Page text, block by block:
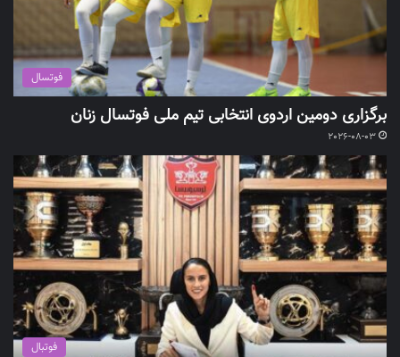
فوتسال
برگزاری دومین اردوی انتخابی تیم ملی فوتسال زنان
2026-08-03
فوتبال